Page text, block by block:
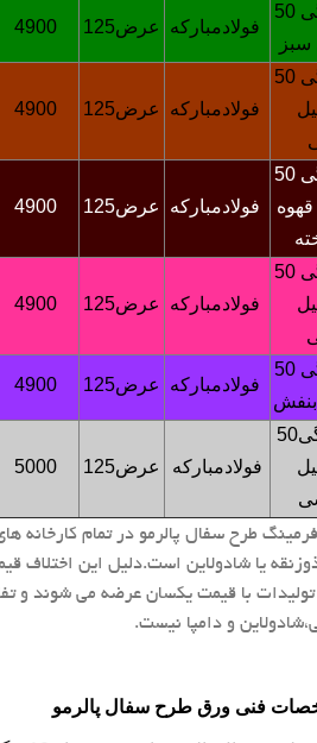
50
فولادمبارکه عرض125 4900
50
فولادمبارکه عرض125 4900
50
فولادمبارکه عرض125 4900
50
فولادمبارکه عرض125 4900
50
فولادمبارکه عرض125 4900
50
فولادمبارکه عرض125
5000
یا شادولاین است.دلیل این اختلاف
تولیدات با قیمت یکسان عرضه می شوند
و دامپا نیست.
فنی ورق طرح سفال پالرمو